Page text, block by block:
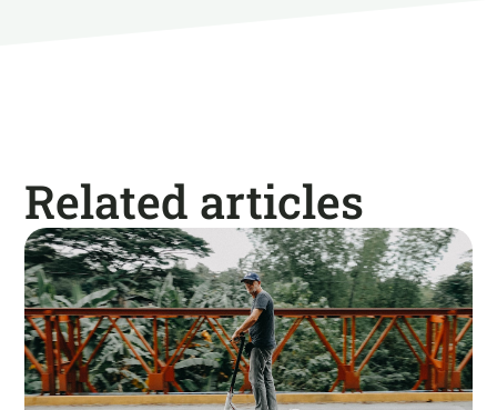
Related articles